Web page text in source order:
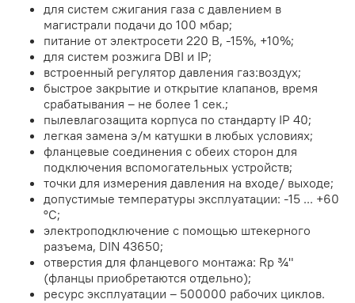
для систем сжигания газа с давлением в
магистрали подачи до 100 мбар;
питание от электросети 220 В, -15%, +10%;
для систем розжига DBI и IP;
встроенный регулятор давления газ:воздух;
быстрое закрытие и открытие клапанов, время
срабатывания – не более 1 сек.;
пылевлагозащита корпуса по стандарту IP 40;
легкая замена э/м катушки в любых условиях;
фланцевые соединения с обеих сторон для
подключения вспомогательных устройств;
точки для измерения давления на входе/ выходе;
допустимые температуры эксплуатации: -15 ... +60
°C;
электроподключение с помощью штекерного
разъема, DIN 43650;
отверстия для фланцевого монтажа: Rp ¾"
(фланцы приобретаются отдельно);
ресурс эксплуатации – 500000 рабочих циклов.